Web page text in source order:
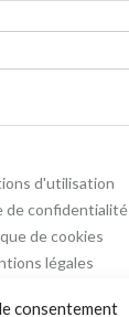
consentement
d'utilisation
de confidentialité
de cookies
légales